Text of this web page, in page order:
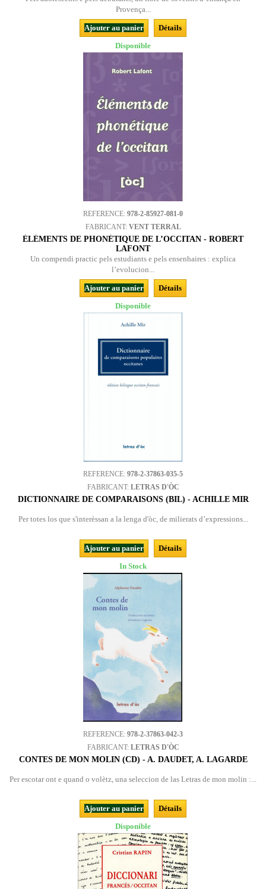
Provença...
Ajouter au panier
Détails
Disponible
REFERENCE: 978-2-85927-081-0
FABRICANT: VENT TERRAL
ÉLÉMENTS DE PHONÉTIQUE DE L’OCCITAN - ROBERT
LAFONT
Un compendi practic pels estudiants e pels ensenhaires : explica
l’evolucion...
Ajouter au panier
Détails
Disponible
REFERENCE: 978-2-37863-035-5
FABRICANT: LETRAS D'ÒC
DICTIONNAIRE DE COMPARAISONS (BIL) - ACHILLE MIR
Per totes los que s'interèssan a la lenga d'òc, de milierats d’expressions...
Ajouter au panier
Détails
In Stock
REFERENCE: 978-2-37863-042-3
FABRICANT: LETRAS D'ÒC
CONTES DE MON MOLIN (CD) - A. DAUDET, A. LAGARDE
Per escotar ont e quand o volètz, una seleccion de las Letras de mon molin :...
Ajouter au panier
Détails
Disponible